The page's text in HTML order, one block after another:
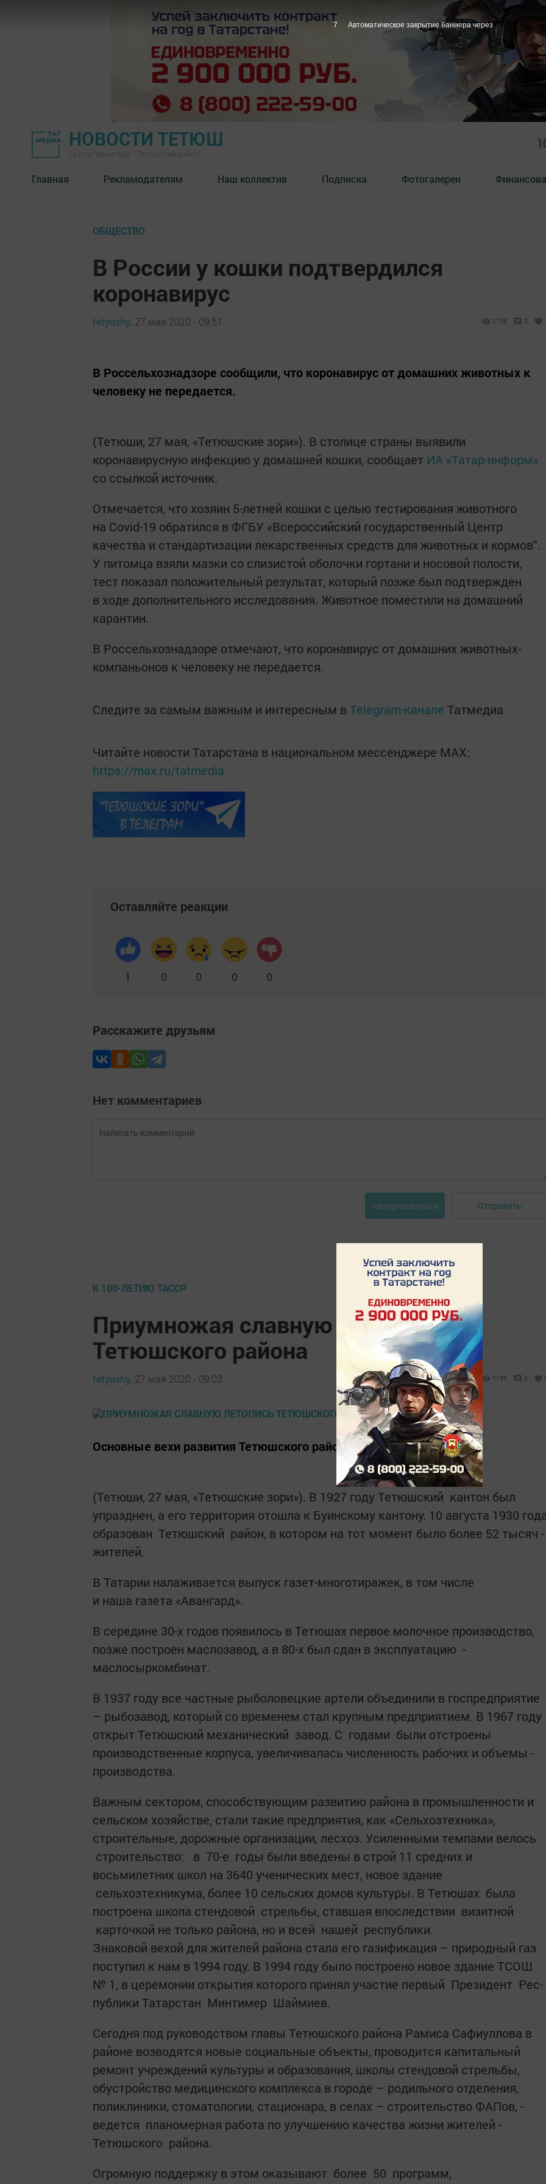
НОВОСТИ ТЕТЮШ
Главная Рекламодателям Наш коллектив Подписка Фотогалереи
ОБЩЕСТВО
В России у кошки подтвердился
коронавирус
tetyushy, 27 мая 2020 - 09:51 2138 0
В Россельхознадзоре сообщили, что коронавирус от домашних животных к
человеку не передается.
(Тетюши, 27 мая, «Тетюшские зори»). В столице страны выявили
коронавирусную инфекцию у домашней кошки, сообщает ИА «Татар-информ»
со ссылкой источник.
Отмечается, что хозяин 5-летней кошки с целью тестирования животного
на Covid-19 обратился в ФГБУ «Всероссийский государственный Центр
качества и стандартизации лекарственных средств для животных и кормов".
У питомца взяли мазки со слизистой оболочки гортани и носовой полости,
тест показал положительный результат, который позже был подтвержден
в ходе дополнительного исследования. Животное поместили на домашний
карантин.
В Россельхознадзоре отмечают, что коронавирус от домашних животных-
компаньонов к человеку не передается.
Следите за самым важным и интересным в Telegram-канале Татмедиа
Читайте новости Татарстана в национальном мессенджере MАХ:
https://max.ru/tatmedia
Оставляйте реакции
1 0 0 0 0
Расскажите друзьям
Нет комментариев
Авторизоваться Отправить
К 100-ЛЕТИЮ ТАССР
Приумножая славную летопись
Тетюшского района
tetyushy, 27 мая 2020 - 09:03 1159 0
Основные вехи развития Тетюшского района в период ТАССР.
(Тетюши, 27 мая, «Тетюшские зори»). В 1927 году Тетюшский кантон был
упразднен, а его территория отошла к Буинскому кантону. 10 августа 1930
образован Тетюшский район, в котором на тот момент было более 52 тысяч ­
жителей.
В Татарии налаживается выпуск ­газет-многотиражек, в том числе
и наша газета «Авангард».
В середине 30-х годов появилось в Тетюшах первое молочное производство,
позже построен маслозавод, а в 80-х был сдан в эксплуатацию ­
маслосыркомбинат.
В 1937 году все частные рыболовецкие артели объ­единили в гос­предприятие
– рыбозавод, который со временем стал крупным предприя­тием. ­В 1967 году
открыт Тетюшский механический завод. С годами были ­отстроены
производственные корпуса, увеличивалась численность рабочих и объемы ­
производства.
Важным сектором, способствующим развитию рай­она в ­промышленности и
сельском хозяйстве, стали ­такие ­предприятия, как «Сельхозтехника»,
строительные, ­дорожные организации, лесхоз. Усиленными темпами велось
строительство: в 70-е годы были введены в строй 11 средних и
восьмилетних школ на 3640 ученических мест, новое здание
сельхозтехникума, более 10 сельских домов ­культуры. В Тетюшах была
построена школа стендовой стрельбы, ставшая впоследствии визитной
карточкой не только района, но и всей нашей республики.
Знаковой вехой для жителей района стала его газификация – природный газ
поступил к нам в 1994 году. В 1994 году было ­построено новое здание ТСОШ
№ 1, в церемонии открытия которого принял участие первый ­ Президент Рес­
публики Татарстан ­ Минтимер Шаймиев.
Сегодня под руководством главы Тетюшского района ­Рамиса Сафиуллова в
рай­оне возводятся новые социальные объекты, проводится капитальный
ремонт учреждений культуры и образования, школы стендовой стрельбы,
обустройство медицинского комплекса в городе – родильного отделения,
поликлиники, стоматологии, стационара, в селах – строительство ­ФАПов, ­
ведется планомерная ­работа по улучшению качества ­жизни ­жителей ­
Тетюшского района.
Огромную поддержку в этом оказывают более 50 программ,
6 Автоматическое закрытие баннера через